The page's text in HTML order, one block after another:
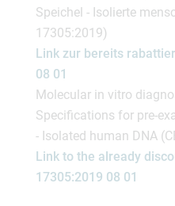
Speichel - Isolierte
17305:2019)
Link zur bereits
08 01
Molecular in vitro
Specifications for pre-
- Isolated human DNA
Link to the already
17305:2019 08 01